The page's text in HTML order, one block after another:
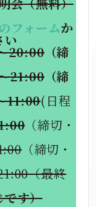
フォームか
い
20:00（締
21:00（締
11:00(日程
（締切・
（締切・
（最終
です）